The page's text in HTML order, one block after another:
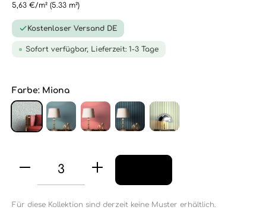
5,63 €/m² (5.33 m²)
Kostenloser Versand DE
Sofort verfügbar, Lieferzeit: 1-3 Tage
Farbe: Miona
Für diese Kollektion sind derzeit keine Muster erhältlich.